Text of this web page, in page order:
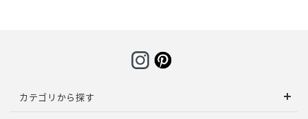
カテゴリから探す